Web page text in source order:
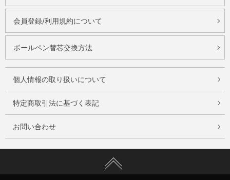
会員登録/利用規約について
ボールペン替芯交換方法
個人情報の取り扱いについて
特定商取引法に基づく表記
お問い合わせ